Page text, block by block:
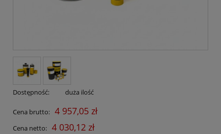
Dostępność: duża ilość
Cena brutto: 4 957,05 zł
Cena netto: 4 030,12 zł